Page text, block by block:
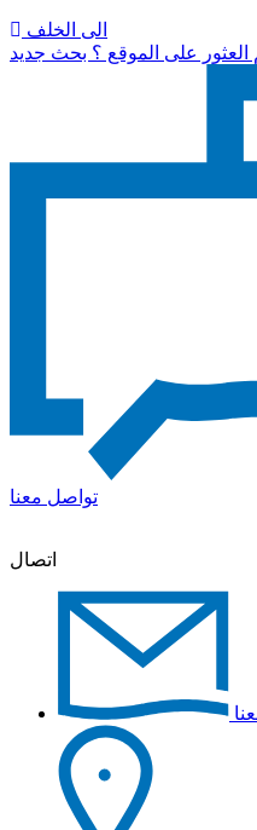
الى الخلف
العثور على الموقع ؟ بحث جديد
تواصل معنا
اتصال